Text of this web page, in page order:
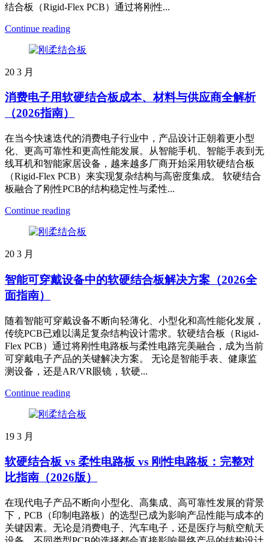
结合板（Rigid-Flex PCB）通过将刚性...
Continue reading
20 3 月
消费电子用软硬结合板成本、材料与供应商全解析
（2026指南）
在当今快速迭代的消费电子行业中，产品设计正朝着更小型
化、更高可靠性和更高性能发展。从智能手机、智能手表到无
线耳机和智能家居设备，越来越多厂商开始采用软硬结合板
（Rigid-Flex PCB）来实现复杂结构与高密度集成。 软硬结合
板融合了刚性PCB的结构稳定性与柔性...
Continue reading
20 3 月
智能可穿戴设备中的软硬结合板解决方案（2026全
面指南）
随着智能可穿戴设备不断向轻薄化、小型化和高性能化发展，
传统PCB已难以满足复杂结构设计需求。软硬结合板（Rigid-
Flex PCB）通过将刚性电路板与柔性电路完美融合，成为当前
可穿戴电子产品的关键解决方案。 无论是智能手表、健康监
测设备，还是AR/VR眼镜，软硬...
Continue reading
19 3 月
软硬结合板 vs 柔性电路板 vs 刚性电路板：完整对
比指南（2026版）
在现代电子产品不断向小型化、高集成、高可靠性发展的背景
下，PCB（印制电路板）的选型已成为影响产品性能与成本的
关键因素。无论是消费电子、汽车电子，还是医疗与航空航天